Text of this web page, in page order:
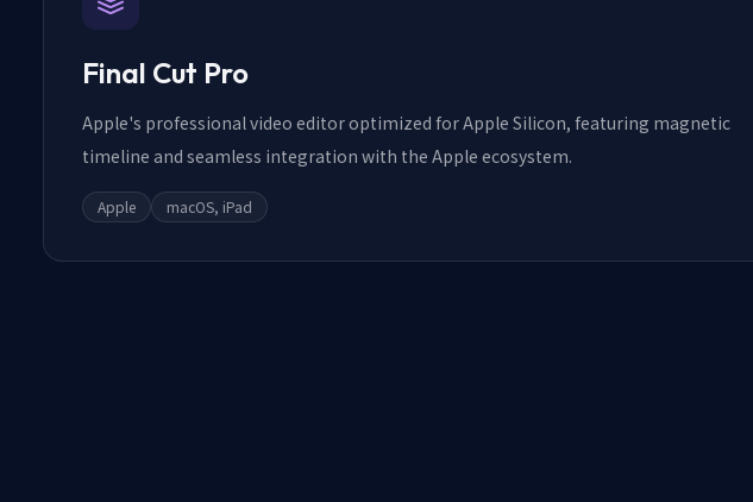
Final Cut Pro
Apple's professional video editor optimized for Apple Silicon, featuring magnetic
timeline and seamless integration with the Apple ecosystem.
Apple macOS, iPad